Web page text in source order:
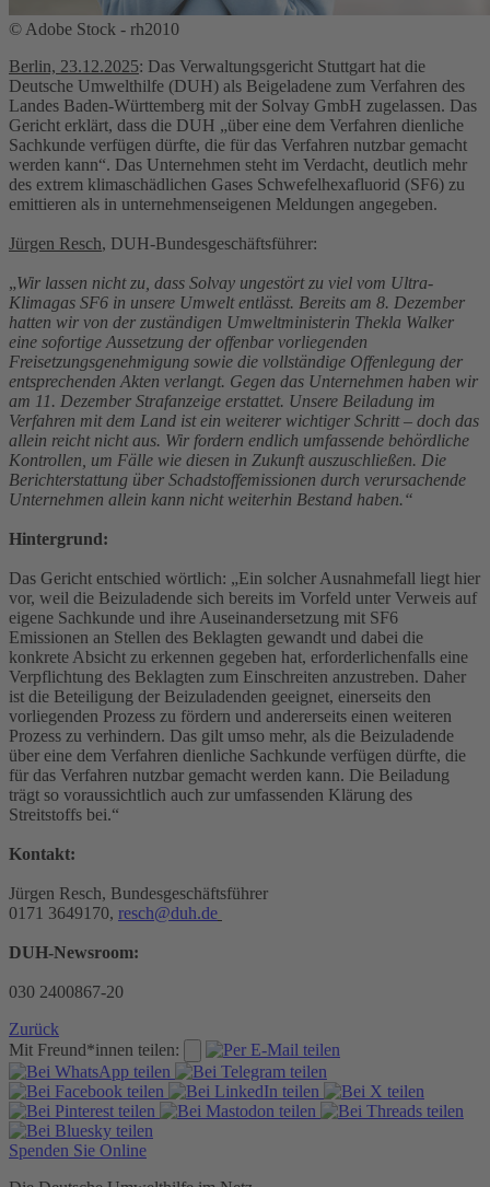
© Adobe Stock - rh2010
Berlin, 23.12.2025: Das Verwaltungsgericht Stuttgart hat die
Deutsche Umwelthilfe (DUH) als Beigeladene zum Verfahren des
Landes Baden-Württemberg mit der Solvay GmbH zugelassen. Das
Gericht erklärt, dass die DUH „über eine dem Verfahren dienliche
Sachkunde verfügen dürfte, die für das Verfahren nutzbar gemacht
werden kann“. Das Unternehmen steht im Verdacht, deutlich mehr
des extrem klimaschädlichen Gases Schwefelhexafluorid (SF6) zu
emittieren als in unternehmenseigenen Meldungen angegeben.
Jürgen Resch, DUH-Bundesgeschäftsführer:
„Wir lassen nicht zu, dass Solvay ungestört zu viel vom Ultra-
Klimagas SF6 in unsere Umwelt entlässt. Bereits am 8. Dezember
hatten wir von der zuständigen Umweltministerin Thekla Walker
eine sofortige Aussetzung der offenbar vorliegenden
Freisetzungsgenehmigung sowie die vollständige Offenlegung der
entsprechenden Akten verlangt. Gegen das Unternehmen haben wir
am 11. Dezember Strafanzeige erstattet. Unsere Beiladung im
Verfahren mit dem Land ist ein weiterer wichtiger Schritt – doch das
allein reicht nicht aus. Wir fordern endlich umfassende behördliche
Kontrollen, um Fälle wie diesen in Zukunft auszuschließen. Die
Berichterstattung über Schadstoffemissionen durch verursachende
Unternehmen allein kann nicht weiterhin Bestand haben.“
Hintergrund:
Das Gericht entschied wörtlich: „Ein solcher Ausnahmefall liegt hier
vor, weil die Beizuladende sich bereits im Vorfeld unter Verweis auf
eigene Sachkunde und ihre Auseinandersetzung mit SF6
Emissionen an Stellen des Beklagten gewandt und dabei die
konkrete Absicht zu erkennen gegeben hat, erforderlichenfalls eine
Verpflichtung des Beklagten zum Einschreiten anzustreben. Daher
ist die Beteiligung der Beizuladenden geeignet, einerseits den
vorliegenden Prozess zu fördern und andererseits einen weiteren
Prozess zu verhindern. Das gilt umso mehr, als die Beizuladende
über eine dem Verfahren dienliche Sachkunde verfügen dürfte, die
für das Verfahren nutzbar gemacht werden kann. Die Beiladung
trägt so voraussichtlich auch zur umfassenden Klärung des
Streitstoffs bei.“
Kontakt:
Jürgen Resch, Bundesgeschäftsführer
0171 3649170, resch@duh.de
DUH-Newsroom:
030 2400867-20
Zurück
Mit Freund*innen teilen:
Spenden Sie Online